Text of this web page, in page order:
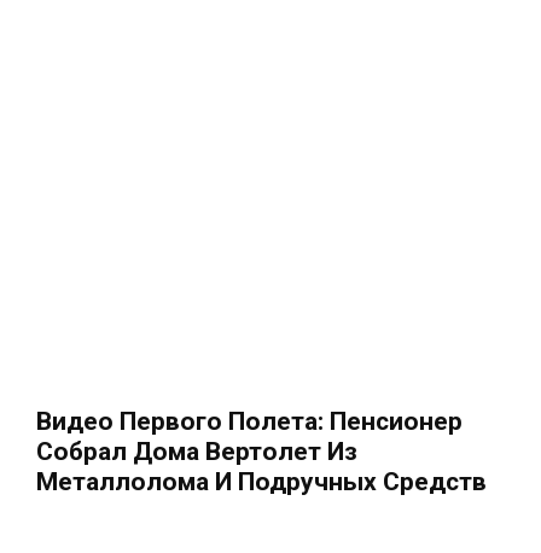
Видео Первого Полета: Пенсионер
Собрал Дома Вертолет Из
Металлолома И Подручных Средств